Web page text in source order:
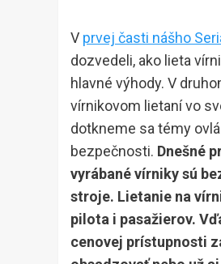
V prvej časti nášho
dozvedeli, ako lieta
hlavné výhody. V
vírnikovom lietaní vo
dotkneme sa témy
bezpečnosti. Dnešné
vyrábané vírniky sú
stroje. Lietanie na
pilota i pasažierov.
cenovej prístupnosti